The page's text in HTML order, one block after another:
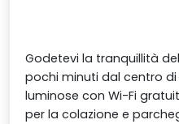
Godetevi la tranquillità
pochi minuti dal centro di
luminose con Wi-Fi
per la colazione e